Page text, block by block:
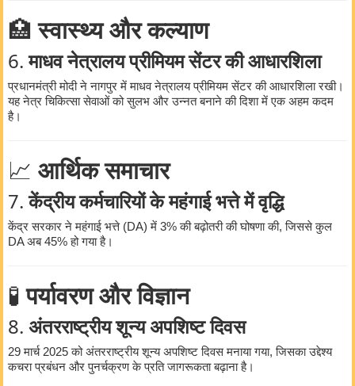
🏥स्वास्थ्य और कल्याण
6.माधव नेत्रालय प्रीमियम सेंटर की आधारशिला
प्रधानमंत्री मोदी ने नागपुर में माधव नेत्रालय प्रीमियम सेंटर की आधारशिला रखी।
यह नेत्र चिकित्सा सेवाओं को सुलभ और उन्नत बनाने की दिशा में एक अहम कदम
है।
📈 आर्थिक समाचार
7.केंद्रीय कर्मचारियों के महंगाई भत्ते में वृद्धि
केंद्र सरकार ने महंगाई भत्ते (DA) में 3% की बढ़ोतरी की घोषणा की, जिससे कुल
DA अब 45% हो गया है।
🧪पर्यावरण और विज्ञान
8. अंतरराष्ट्रीय शून्य अपशिष्ट दिवस
29 मार्च 2025 को अंतरराष्ट्रीय शून्य अपशिष्ट दिवस मनाया गया, जिसका उद्देश्य
कचरा प्रबंधन और पुनर्चक्रण के प्रति जागरूकता बढ़ाना है।